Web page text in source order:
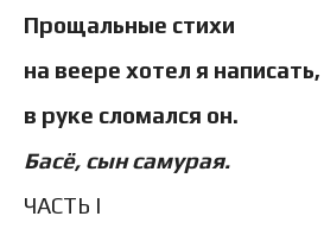
Прощальные стихи
на веере хотел я
в руке сломался он.
Басё, сын самурая.
ЧАСТЬ I